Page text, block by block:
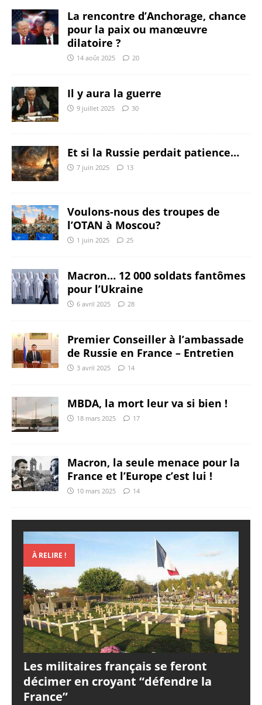
La rencontre d’Anchorage, chance
pour la paix ou manœuvre
dilatoire ?
14 août 2025 20
Il y aura la guerre
9 juillet 2025 30
Et si la Russie perdait patience…
7 juin 2025 13
Voulons-nous des troupes de
l’OTAN à Moscou?
1 juin 2025 25
Macron… 12 000 soldats fantômes
pour l’Ukraine
6 avril 2025 28
Premier Conseiller à l’ambassade
de Russie en France – Entretien
3 avril 2025 14
MBDA, la mort leur va si bien !
18 mars 2025 17
Macron, la seule menace pour la
France et l’Europe c’est lui !
10 mars 2025 14
À RELIRE !
Les militaires français se feront
décimer en croyant “défendre la
France”